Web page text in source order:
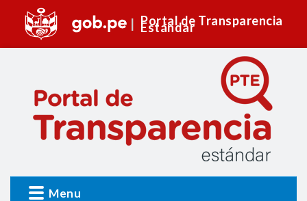
Portal de Transparencia
Estándar
Menu